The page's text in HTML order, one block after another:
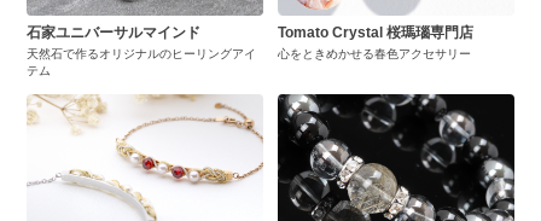
石家ユニバーサルマインド
天然石で作るオリジナルのヒーリングアイ
テム
Tomato Crystal 桜瑪瑙専門店
心をときめかせる春色アクセサリー